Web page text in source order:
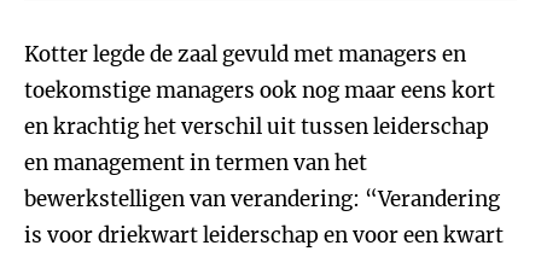
Kotter legde de zaal gevuld met managers en
toekomstige managers ook nog maar eens kort
en krachtig het verschil uit tussen leiderschap
en management in termen van het
bewerkstelligen van verandering: “Verandering
is voor driekwart leiderschap en voor een kwart